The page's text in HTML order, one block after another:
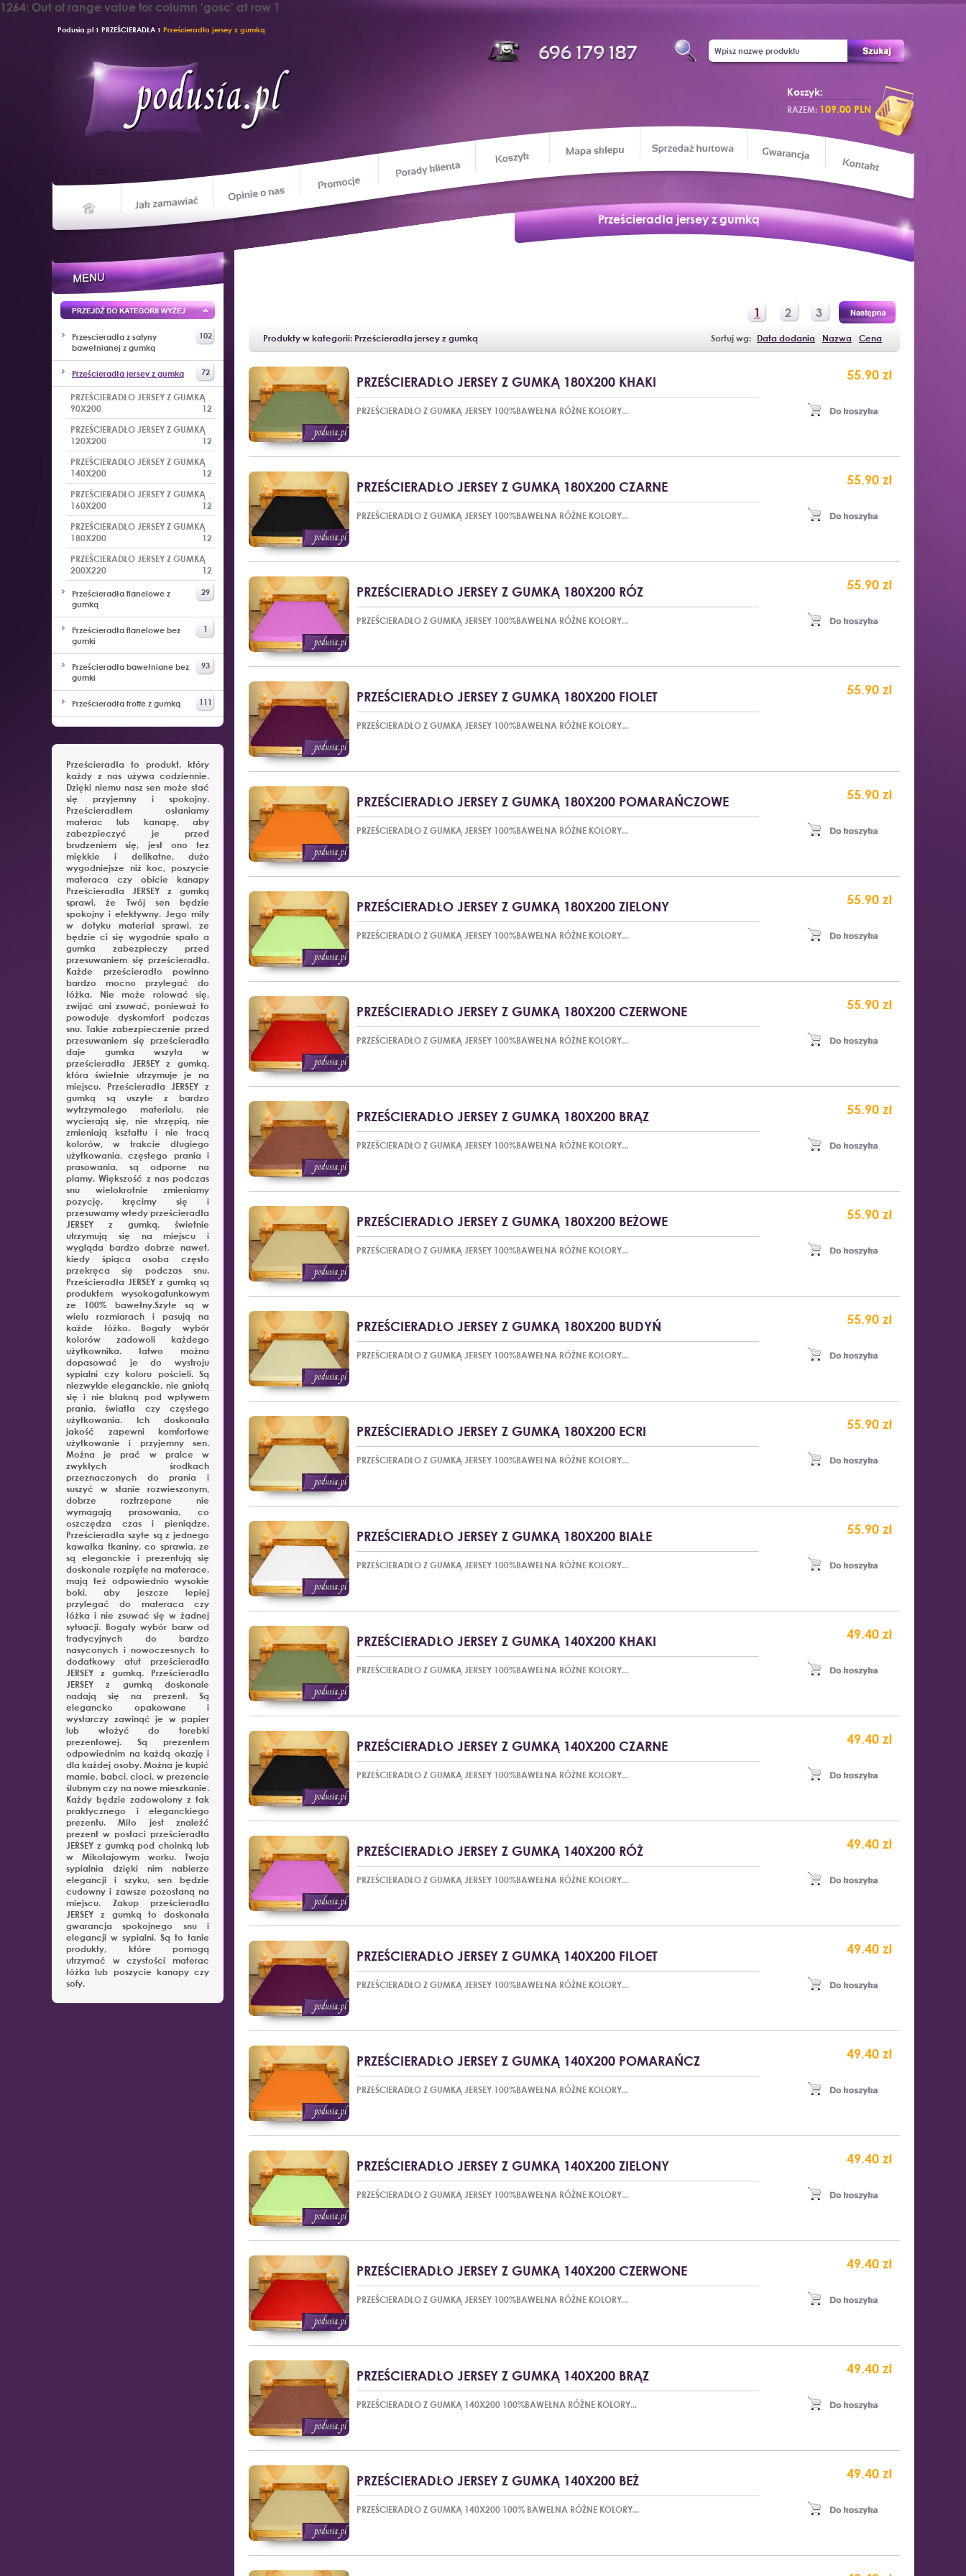
1264: Out of range value for column 'gosc' at row 1
Podusia.pl › PRZEŚCIERADŁA › Prześcieradła jersey z gumką
Koszyk:
RAZEM: 109.00 PLN
Jak zamawiać
Opinie o nas
Promocje
Porady klienta
Koszyk
Sprzedaż hurtowa
Gwarancja
Kontakt
Przescieradła z satyny
bawełnianej z gumką
102
Prześcieradła jersey z gumką 72
PRZEŚCIERADŁO JERSEY Z GUMKĄ
90X200
12
PRZEŚCIERADŁO JERSEY Z GUMKĄ
120X200
12
PRZEŚCIERADŁO JERSEY Z GUMKĄ
140X200
12
PRZEŚCIERADŁO JERSEY Z GUMKĄ
160X200
12
PRZEŚCIERADŁO JERSEY Z GUMKĄ
180X200
12
PRZEŚCIERADŁO JERSEY Z GUMKĄ
200X220
12
Prześcieradła flanelowe z
gumką
29
Prześcieradła flanelowe bez
gumki
1
Prześcieradła bawełniane bez
gumki
93
Prześcieradła frotte z gumką 111
Prześcieradła to produkt, który
każdy z nas używa codziennie.
Dzięki niemu nasz sen może stać
się przyjemny i spokojny.
Prześcieradłem osłaniamy
materac lub kanapę, aby
zabezpieczyć je przed
brudzeniem się, jest ono tez
miękkie i delikatne, dużo
wygodniejsze niż koc, poszycie
materaca czy obicie kanapy
Prześcieradła JERSEY z gumką
sprawi, że Twój sen będzie
spokojny i efektywny. Jego miły
w dotyku materiał sprawi, ze
będzie ci się wygodnie spało a
gumka zabezpieczy przed
przesuwaniem się prześcieradła.
Każde prześcieradło powinno
bardzo mocno przylegać do
łóżka. Nie może rolować się,
zwijać ani zsuwać, ponieważ to
powoduje dyskomfort podczas
snu. Takie zabezpieczenie przed
przesuwaniem się prześcieradła
daje gumka wszyta w
prześcieradła JERSEY z gumką,
która świetnie utrzymuje je na
miejscu. Prześcieradła JERSEY z
gumką są uszyte z bardzo
wytrzymałego materiału, nie
wycierają się, nie strzępią, nie
zmieniają kształtu i nie tracą
kolorów, w trakcie długiego
użytkowania, częstego prania i
prasowania, są odporne na
plamy. Większość z nas podczas
snu wielokrotnie zmieniamy
pozycję, kręcimy się i
przesuwamy wtedy prześcieradła
JERSEY z gumką, świetnie
utrzymują się na miejscu i
wygląda bardzo dobrze nawet,
kiedy śpiąca osoba często
przekręca się podczas snu.
Prześcieradła JERSEY z gumką są
produktem wysokogatunkowym
ze 100% bawełny.Szyte są w
wielu rozmiarach i pasują na
każde łóżko. Bogaty wybór
kolorów zadowoli każdego
użytkownika. łatwo można
dopasować je do wystroju
sypialni czy koloru pościeli. Są
niezwykle eleganckie, nie gniotą
się i nie blakną pod wpływem
prania, światła czy częstego
użytkowania. Ich doskonała
jakość zapewni komfortowe
użytkowanie i przyjemny sen.
Można je prać w pralce w
zwykłych środkach
przeznaczonych do prania i
suszyć w stanie rozwieszonym,
dobrze roztrzepane nie
wymagają prasowania, co
oszczędza czas i pieniądze.
Prześcieradła szyte są z jednego
kawałka tkaniny, co sprawia, ze
są eleganckie i prezentują się
doskonale rozpięte na materace,
mają też odpowiednio wysokie
boki, aby jeszcze lepiej
przylegać do materaca czy
łóżka i nie zsuwać się w żadnej
sytuacji. Bogaty wybór barw od
tradycyjnych do bardzo
nasyconych i nowoczesnych to
dodatkowy atut prześcieradła
JERSEY z gumką. Prześcieradła
JERSEY z gumką doskonale
nadają się na prezent. Są
elegancko opakowane i
wystarczy zawinąć je w papier
lub włożyć do torebki
prezentowej. Są prezentem
odpowiednim na każdą okazję i
dla każdej osoby. Można je kupić
mamie, babci, cioci, w prezencie
ślubnym czy na nowe mieszkanie.
Każdy będzie zadowolony z tak
praktycznego i eleganckiego
prezentu. Miło jest znaleźć
prezent w postaci prześcieradła
JERSEY z gumką pod choinką lub
w Mikołajowym worku. Twoja
sypialnia dzięki nim nabierze
elegancji i szyku, sen będzie
cudowny i zawsze pozostaną na
miejscu. Zakup prześcieradła
JERSEY z gumką to doskonała
gwarancja spokojnego snu i
elegancji w sypialni. Są to tanie
produkty, które pomogą
utrzymać w czystości materac
łóżka lub poszycie kanapy czy
sofy.
Prześcieradła jersey z gumką
1 2 3
Produkty w kategorii: Prześcieradła jersey z gumką Sortuj wg: Data dodania Nazwa Cena
PRZEŚCIERADŁO JERSEY Z GUMKĄ 180X200 KHAKI
PRZEŚCIERADŁO Z GUMKĄ JERSEY 100%BAWEŁNA RÓŻNE KOLORY...
55.90 zł
PRZEŚCIERADŁO JERSEY Z GUMKĄ 180X200 CZARNE
PRZEŚCIERADŁO Z GUMKĄ JERSEY 100%BAWEŁNA RÓŻNE KOLORY...
55.90 zł
PRZEŚCIERADŁO JERSEY Z GUMKĄ 180X200 RÓZ
PRZEŚCIERADŁO Z GUMKĄ JERSEY 100%BAWEŁNA RÓŻNE KOLORY...
55.90 zł
PRZEŚCIERADŁO JERSEY Z GUMKĄ 180X200 FIOLET
PRZEŚCIERADŁO Z GUMKĄ JERSEY 100%BAWEŁNA RÓŻNE KOLORY...
55.90 zł
PRZEŚCIERADŁO JERSEY Z GUMKĄ 180X200 POMARAŃCZOWE
PRZEŚCIERADŁO Z GUMKĄ JERSEY 100%BAWEŁNA RÓŻNE KOLORY...
55.90 zł
PRZEŚCIERADŁO JERSEY Z GUMKĄ 180X200 ZIELONY
PRZEŚCIERADŁO Z GUMKĄ JERSEY 100%BAWEŁNA RÓŻNE KOLORY...
55.90 zł
PRZEŚCIERADŁO JERSEY Z GUMKĄ 180X200 CZERWONE
PRZEŚCIERADŁO Z GUMKĄ JERSEY 100%BAWEŁNA RÓŻNE KOLORY...
55.90 zł
PRZEŚCIERADŁO JERSEY Z GUMKĄ 180X200 BRĄZ
PRZEŚCIERADŁO Z GUMKĄ JERSEY 100%BAWEŁNA RÓŻNE KOLORY...
55.90 zł
PRZEŚCIERADŁO JERSEY Z GUMKĄ 180X200 BEŻOWE
PRZEŚCIERADŁO Z GUMKĄ JERSEY 100%BAWEŁNA RÓŻNE KOLORY...
55.90 zł
PRZEŚCIERADŁO JERSEY Z GUMKĄ 180X200 BUDYŃ
PRZEŚCIERADŁO Z GUMKĄ JERSEY 100%BAWEŁNA RÓŻNE KOLORY...
55.90 zł
PRZEŚCIERADŁO JERSEY Z GUMKĄ 180X200 ECRI
PRZEŚCIERADŁO Z GUMKĄ JERSEY 100%BAWEŁNA RÓŻNE KOLORY...
55.90 zł
PRZEŚCIERADŁO JERSEY Z GUMKĄ 180X200 BIAŁE
PRZEŚCIERADŁO Z GUMKĄ JERSEY 100%BAWEŁNA RÓŻNE KOLORY...
55.90 zł
PRZEŚCIERADŁO JERSEY Z GUMKĄ 140X200 KHAKI
PRZEŚCIERADŁO Z GUMKĄ JERSEY 100%BAWEŁNA RÓŻNE KOLORY...
49.40 zł
PRZEŚCIERADŁO JERSEY Z GUMKĄ 140X200 CZARNE
PRZEŚCIERADŁO Z GUMKĄ JERSEY 100%BAWEŁNA RÓŻNE KOLORY...
49.40 zł
PRZEŚCIERADŁO JERSEY Z GUMKĄ 140X200 RÓŻ
PRZEŚCIERADŁO Z GUMKĄ JERSEY 100%BAWEŁNA RÓŻNE KOLORY...
49.40 zł
PRZEŚCIERADŁO JERSEY Z GUMKĄ 140X200 FILOET
PRZEŚCIERADŁO Z GUMKĄ JERSEY 100%BAWEŁNA RÓŻNE KOLORY...
49.40 zł
PRZEŚCIERADŁO JERSEY Z GUMKĄ 140X200 POMARAŃCZ
PRZEŚCIERADŁO Z GUMKĄ JERSEY 100%BAWEŁNA RÓŻNE KOLORY...
49.40 zł
PRZEŚCIERADŁO JERSEY Z GUMKĄ 140X200 ZIELONY
PRZEŚCIERADŁO Z GUMKĄ JERSEY 100%BAWEŁNA RÓŻNE KOLORY...
49.40 zł
PRZEŚCIERADŁO JERSEY Z GUMKĄ 140X200 CZERWONE
PRZEŚCIERADŁO Z GUMKĄ JERSEY 100%BAWEŁNA RÓŻNE KOLORY...
49.40 zł
PRZEŚCIERADŁO JERSEY Z GUMKĄ 140X200 BRĄZ
PRZEŚCIERADŁO Z GUMKĄ 140X200 100%BAWEŁNA RÓŻNE KOLORY...
49.40 zł
PRZEŚCIERADŁO JERSEY Z GUMKĄ 140X200 BEŻ
PRZEŚCIERADŁO Z GUMKĄ 140X200 100% BAWEŁNA RÓŻNE KOLORY...
49.40 zł